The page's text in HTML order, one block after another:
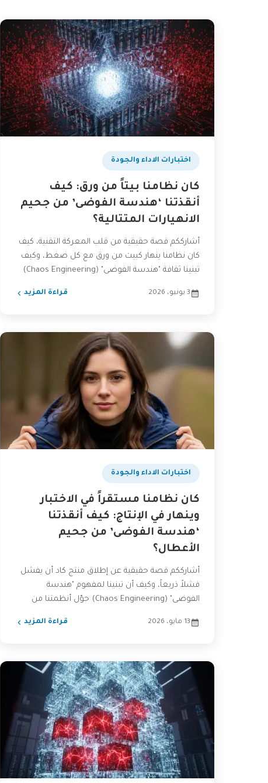
اختبارات الاداء والجودة
كان نظامنا بيتاً من ورق: كيف
أنقذتنا ‘هندسة الفوضى’ من جحيم
الانهيارات المتتالية؟
أشارككم قصة حقيقية من قلب المعركة التقنية، كيف
كان نظامنا ينهار كبيت من ورق مع كل ضغط، وكيف
تبنينا ثقافة "هندسة الفوضى" (Chaos Engineering)
3 يونيو، 2026 قراءة المزيد
اختبارات الاداء والجودة
كان نظامنا مستقراً في الاختبار
وينهار في الإنتاج: كيف أنقذتنا
‘هندسة الفوضى’ من جحيم
الأعطال؟
أشارككم قصة حقيقية عن إطلاق منتج كاد أن يفشل
فشلاً ذريعاً، وكيف أن تبنينا لمفهوم "هندسة
الفوضى" (Chaos Engineering) حوّل أنظمتنا من
13 مايو، 2026 قراءة المزيد